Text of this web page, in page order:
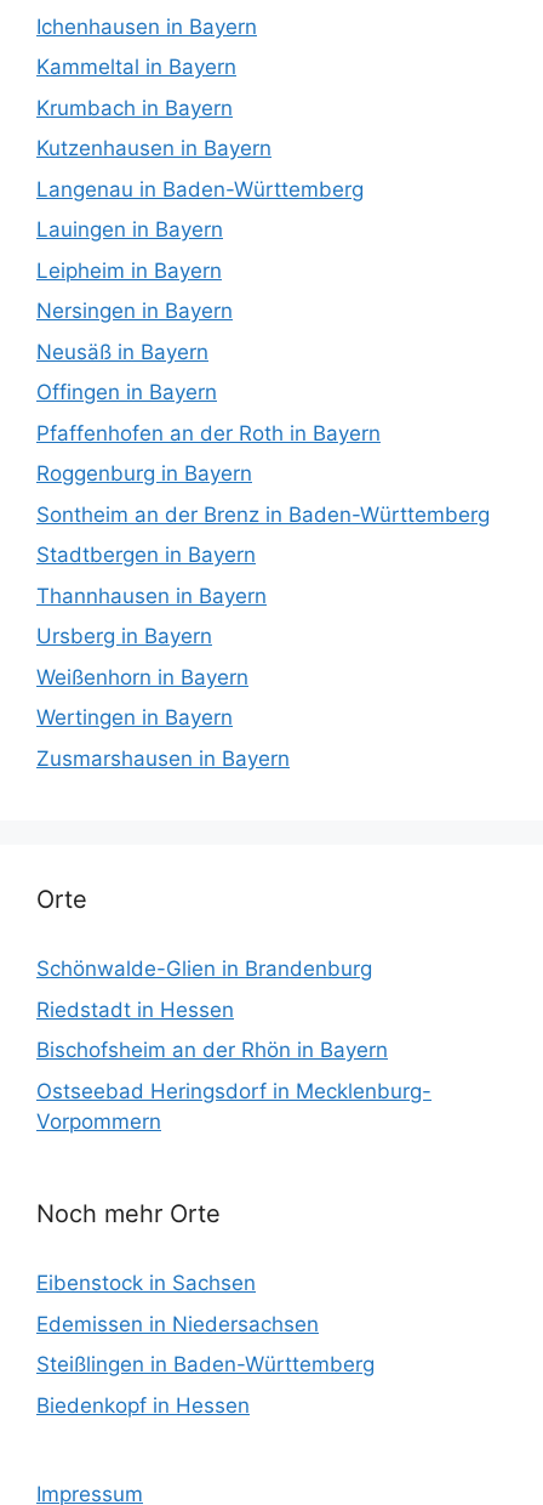
Ichenhausen in Bayern
Kammeltal in Bayern
Krumbach in Bayern
Kutzenhausen in Bayern
Langenau in Baden-Württemberg
Lauingen in Bayern
Leipheim in Bayern
Nersingen in Bayern
Neusäß in Bayern
Offingen in Bayern
Pfaffenhofen an der Roth in Bayern
Roggenburg in Bayern
Sontheim an der Brenz in Baden-Württemberg
Stadtbergen in Bayern
Thannhausen in Bayern
Ursberg in Bayern
Weißenhorn in Bayern
Wertingen in Bayern
Zusmarshausen in Bayern
Orte
Schönwalde-Glien in Brandenburg
Riedstadt in Hessen
Bischofsheim an der Rhön in Bayern
Ostseebad Heringsdorf in Mecklenburg-
Vorpommern
Noch mehr Orte
Eibenstock in Sachsen
Edemissen in Niedersachsen
Steißlingen in Baden-Württemberg
Biedenkopf in Hessen
Impressum